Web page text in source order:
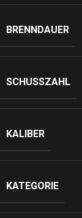
BRENNDAUER
SCHUSSZAHL
KALIBER
KATEGORIE